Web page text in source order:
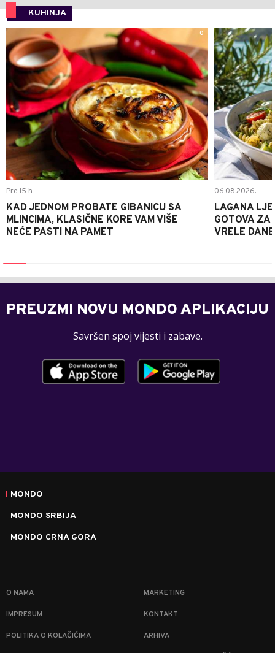
KUHINJA
0
Pre 15 h
KAD JEDNOM PROBATE GIBANICU SA
MLINCIMA, KLASIČNE KORE VAM VIŠE
NEĆE PASTI NA PAMET
06.08.2026.
LAGANA
GOTOVA ZA
VRELE DANE
PREUZMI NOVU MONDO APLIKACIJU
Savršen spoj vijesti i zabave.
MONDO
MONDO SRBIJA
MONDO CRNA GORA
O NAMA MARKETING
IMPRESUM KONTAKT
POLITIKA O KOLAČIĆIMA ARHIVA